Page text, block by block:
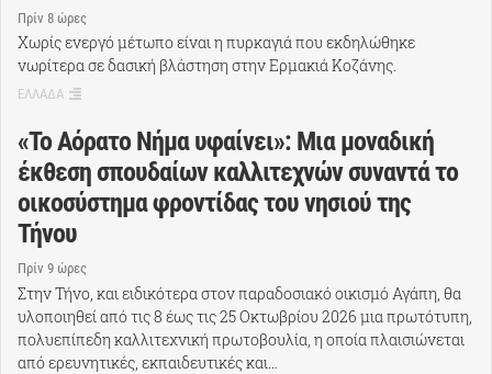
Πρίν 8 ώρες
Χωρίς ενεργό μέτωπο είναι η πυρκαγιά που εκδηλώθηκε
νωρίτερα σε δασική βλάστηση στην Ερμακιά Κοζάνης.
ΕΛΛΑΔΑ
«Το Αόρατο Νήμα υφαίνει»: Μια μοναδική
έκθεση σπουδαίων καλλιτεχνών συναντά το
οικοσύστημα φροντίδας του νησιού της
Τήνου
Πρίν 9 ώρες
Στην Τήνο, και ειδικότερα στον παραδοσιακό οικισμό Αγάπη, θα
υλοποιηθεί από τις 8 έως τις 25 Οκτωβρίου 2026 μια πρωτότυπη,
πολυεπίπεδη καλλιτεχνική πρωτοβουλία, η οποία πλαισιώνεται
από ερευνητικές, εκπαιδευτικές και…